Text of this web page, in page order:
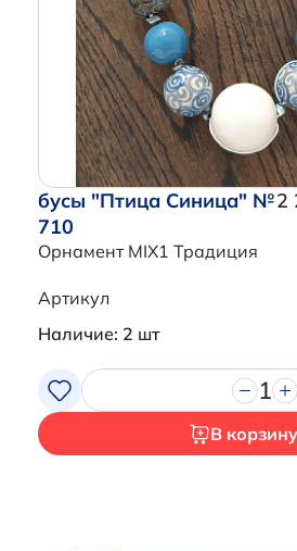
Перейти в
бусы "Птица Синица" №
710
Орнамент MIX1 Традиция
2
Артикул
Наличие: 2 шт
1
В корзину